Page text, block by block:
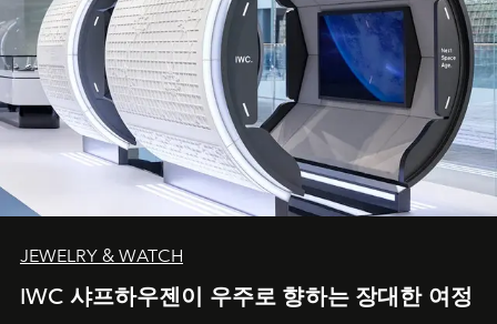
JEWELRY & WATCH
IWC 샤프하우젠이 우주로 향하는 장대한 여정